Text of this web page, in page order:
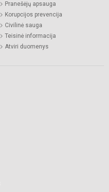
Pranešėjų apsauga
Korupcijos prevencija
Civilinė sauga
Teisinė informacija
Atviri duomenys